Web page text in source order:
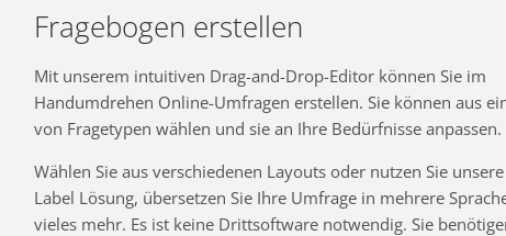
Fragebogen erstellen
Mit unserem intuitiven Drag-and-Drop-Editor können Sie im
Handumdrehen Online-Umfragen erstellen. Sie können aus
von Fragetypen wählen und sie an Ihre Bedürfnisse anpassen.
Wählen Sie aus verschiedenen Layouts oder nutzen Sie
Label Lösung, übersetzen Sie Ihre Umfrage in mehrere
vieles mehr. Es ist keine Drittsoftware notwendig. Sie